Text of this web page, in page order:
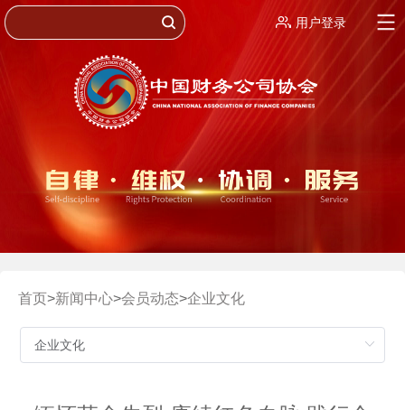
用户登录
首页>新闻中心>会员动态>企业文化